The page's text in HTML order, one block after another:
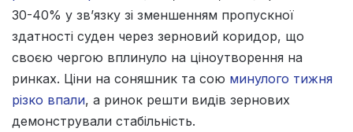
30-40% у зв’язку зі зменшенням пропускної
здатності суден через зерновий коридор, що
своєю чергою вплинуло на ціноутворення на
ринках. Ціни на соняшник та сою минулого тижня
різко впали, а ринок решти видів зернових
демонстрували стабільність.